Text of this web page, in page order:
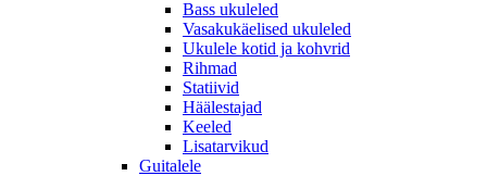
Bass ukuleled
Vasakukäelised ukuleled
Ukulele kotid ja kohvrid
Rihmad
Statiivid
Häälestajad
Keeled
Lisatarvikud
Guitalele